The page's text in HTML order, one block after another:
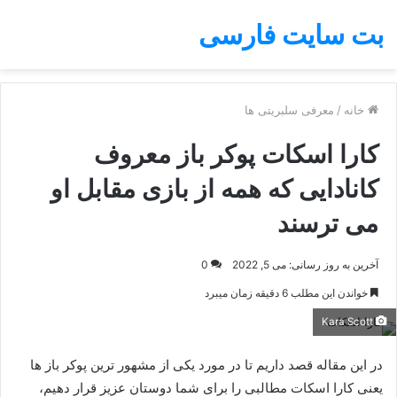
بت سایت فارسی
خانه / معرفی سلبریتی ها
کارا اسکات پوکر باز معروف
کانادایی که همه از بازی مقابل او
می ترسند
آخرین به روز رسانی: می 5, 2022 0
خواندن این مطلب 6 دقیقه زمان میبرد
Kara Scott
در این مقاله قصد داریم تا در مورد یکی از مشهور ترین پوکر باز ها
یعنی کارا اسکات مطالبی را برای شما دوستان عزیز قرار دهیم،